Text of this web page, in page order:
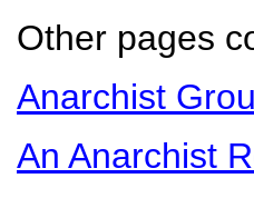
Other pages
Anarchist
An Anarchist